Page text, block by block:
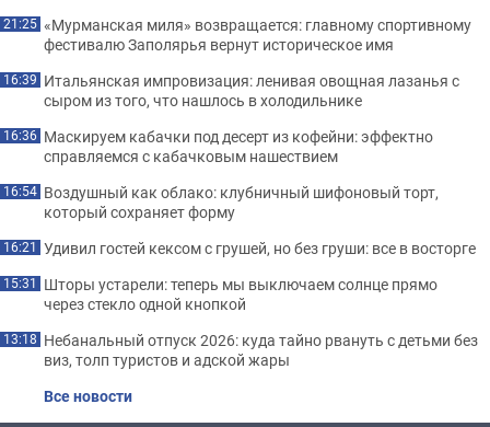
21:25 «Мурманская миля» возвращается: главному спортивному
фестивалю Заполярья вернут историческое имя
16:39 Итальянская импровизация: ленивая овощная лазанья с
сыром из того, что нашлось в холодильнике
16:36 Маскируем кабачки под десерт из кофейни: эффектно
справляемся с кабачковым нашествием
16:54 Воздушный как облако: клубничный шифоновый торт,
который сохраняет форму
16:21 Удивил гостей кексом с грушей, но без груши: все в восторге
15:31 Шторы устарели: теперь мы выключаем солнце прямо
через стекло одной кнопкой
13:18 Небанальный отпуск 2026: куда тайно рвануть с детьми без
виз, толп туристов и адской жары
Все новости